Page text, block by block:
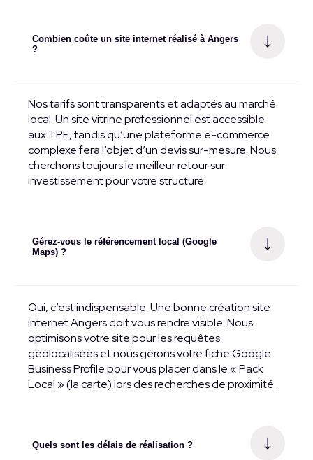
Combien coûte un site internet réalisé à Angers
?
Nos tarifs sont transparents et adaptés au marché
local. Un site vitrine professionnel est accessible
aux TPE, tandis qu’une plateforme e-commerce
complexe fera l’objet d’un devis sur-mesure. Nous
cherchons toujours le meilleur retour sur
investissement pour votre structure.
Gérez-vous le référencement local (Google
Maps) ?
Oui, c’est indispensable. Une bonne création site
internet Angers doit vous rendre visible. Nous
optimisons votre site pour les requêtes
géolocalisées et nous gérons votre fiche Google
Business Profile pour vous placer dans le « Pack
Local » (la carte) lors des recherches de proximité.
Quels sont les délais de réalisation ?